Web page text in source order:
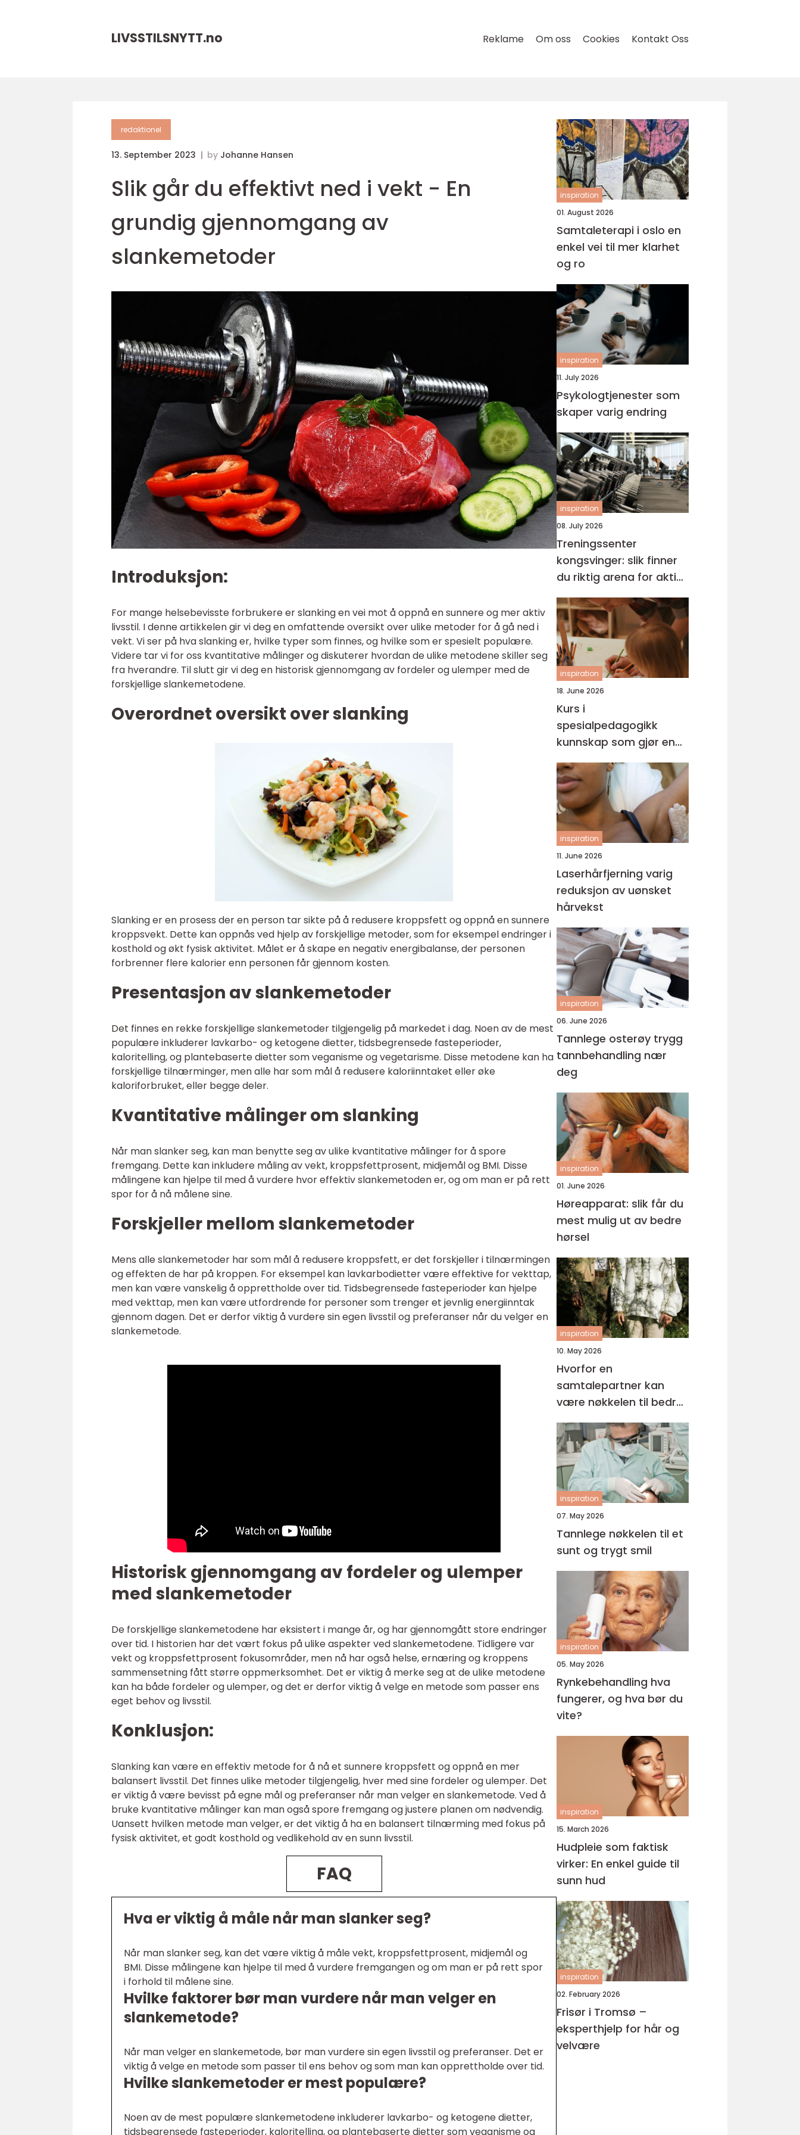
LIVSSTILSNYTT.no Reklame Om oss Cookies Kontakt Oss
redaktionel
13. September 2023 by Johanne Hansen
Slik går du effektivt ned i vekt - En
grundig gjennomgang av
slankemetoder
Introduksjon:
For mange helsebevisste forbrukere er slanking en vei mot å oppnå en sunnere og mer aktiv
livsstil. I denne artikkelen gir vi deg en omfattende oversikt over ulike metoder for å gå ned i
vekt. Vi ser på hva slanking er, hvilke typer som finnes, og hvilke som er spesielt populære.
Videre tar vi for oss kvantitative målinger og diskuterer hvordan de ulike metodene skiller seg
fra hverandre. Til slutt gir vi deg en historisk gjennomgang av fordeler og ulemper med de
forskjellige slankemetodene.
Overordnet oversikt over slanking
Slanking er en prosess der en person tar sikte på å redusere kroppsfett og oppnå en sunnere
kroppsvekt. Dette kan oppnås ved hjelp av forskjellige metoder, som for eksempel endringer i
kosthold og økt fysisk aktivitet. Målet er å skape en negativ energibalanse, der personen
forbrenner flere kalorier enn personen får gjennom kosten.
Presentasjon av slankemetoder
Det finnes en rekke forskjellige slankemetoder tilgjengelig på markedet i dag. Noen av de mest
populære inkluderer lavkarbo- og ketogene dietter, tidsbegrensede fasteperioder,
kaloritelling, og plantebaserte dietter som veganisme og vegetarisme. Disse metodene kan ha
forskjellige tilnærminger, men alle har som mål å redusere kaloriinntaket eller øke
kaloriforbruket, eller begge deler.
Kvantitative målinger om slanking
Når man slanker seg, kan man benytte seg av ulike kvantitative målinger for å spore
fremgang. Dette kan inkludere måling av vekt, kroppsfettprosent, midjemål og BMI. Disse
målingene kan hjelpe til med å vurdere hvor effektiv slankemetoden er, og om man er på rett
spor for å nå målene sine.
Forskjeller mellom slankemetoder
Mens alle slankemetoder har som mål å redusere kroppsfett, er det forskjeller i tilnærmingen
og effekten de har på kroppen. For eksempel kan lavkarbodietter være effektive for vekttap,
men kan være vanskelig å opprettholde over tid. Tidsbegrensede fasteperioder kan hjelpe
med vekttap, men kan være utfordrende for personer som trenger et jevnlig energiinntak
gjennom dagen. Det er derfor viktig å vurdere sin egen livsstil og preferanser når du velger en
slankemetode.
Historisk gjennomgang av fordeler og ulemper
med slankemetoder
De forskjellige slankemetodene har eksistert i mange år, og har gjennomgått store endringer
over tid. I historien har det vært fokus på ulike aspekter ved slankemetodene. Tidligere var
vekt og kroppsfettprosent fokusområder, men nå har også helse, ernæring og kroppens
sammensetning fått større oppmerksomhet. Det er viktig å merke seg at de ulike metodene
kan ha både fordeler og ulemper, og det er derfor viktig å velge en metode som passer ens
eget behov og livsstil.
Konklusjon:
Slanking kan være en effektiv metode for å nå et sunnere kroppsfett og oppnå en mer
balansert livsstil. Det finnes ulike metoder tilgjengelig, hver med sine fordeler og ulemper. Det
er viktig å være bevisst på egne mål og preferanser når man velger en slankemetode. Ved å
bruke kvantitative målinger kan man også spore fremgang og justere planen om nødvendig.
Uansett hvilken metode man velger, er det viktig å ha en balansert tilnærming med fokus på
fysisk aktivitet, et godt kosthold og vedlikehold av en sunn livsstil.
FAQ
Hva er viktig å måle når man slanker seg?
Når man slanker seg, kan det være viktig å måle vekt, kroppsfettprosent, midjemål og
BMI. Disse målingene kan hjelpe til med å vurdere fremgangen og om man er på rett spor
i forhold til målene sine.
Hvilke faktorer bør man vurdere når man velger en
slankemetode?
Når man velger en slankemetode, bør man vurdere sin egen livsstil og preferanser. Det er
viktig å velge en metode som passer til ens behov og som man kan opprettholde over tid.
Hvilke slankemetoder er mest populære?
Noen av de mest populære slankemetodene inkluderer lavkarbo- og ketogene dietter,
tidsbegrensede fasteperioder, kaloritelling, og plantebaserte dietter som veganisme og
inspiration
01. August 2026
Samtaleterapi i oslo en
enkel vei til mer klarhet
og ro
inspiration
11. July 2026
Psykologtjenester som
skaper varig endring
inspiration
08. July 2026
Treningssenter
kongsvinger: slik finner
du riktig arena for aktiv
hverdag
inspiration
18. June 2026
Kurs i
spesialpedagogikk
kunnskap som gjør en
forskjell i hverdagen
inspiration
11. June 2026
Laserhårfjerning varig
reduksjon av uønsket
hårvekst
inspiration
06. June 2026
Tannlege osterøy trygg
tannbehandling nær
deg
inspiration
01. June 2026
Høreapparat: slik får du
mest mulig ut av bedre
hørsel
inspiration
10. May 2026
Hvorfor en
samtalepartner kan
være nøkkelen til bedre
hverdagsmestring
inspiration
07. May 2026
Tannlege nøkkelen til et
sunt og trygt smil
inspiration
05. May 2026
Rynkebehandling hva
fungerer, og hva bør du
vite?
inspiration
15. March 2026
Hudpleie som faktisk
virker: En enkel guide til
sunn hud
inspiration
02. February 2026
Frisør i Tromsø –
eksperthjelp for hår og
velvære